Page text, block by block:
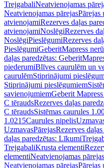
TrejgabaliNeatvienojamas
Neatvienojamas pārejasPārejas
atvienojamiRezerves daļas
atvienojamiNoslēgiRezerves
NoslēgiPieslēgumiRezerves
PieslēgumiGeberitMapress
daļas paredzētas:
piederumiBlīves caurulēm un
caurulēmStiprinājumi
Stiprinājumi pieslēgumiem
savienojumiemGeberit
C tēraudsRezerves daļas
C tēraudsSistēmas caurules
1.0215Caurules nipelis
UzmavasPārejasRezerves
daļas paredzētas: Līkumi
TrejgabaliKrusta elementi
elementiNeatvienojamas pārejas
Neatvienojamas pārejasPārejas